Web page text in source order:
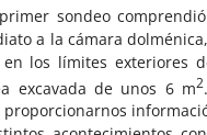
sondeo
a la cámara
en los límites exteriores
excavada de unos 6 m2